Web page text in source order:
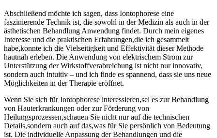
Abschließend ⁢möchte ich sagen,⁣ dass Iontophorese eine
faszinierende⁢ Technik ist, die sowohl in der‍ Medizin als auch in der
ästhetischen​ Behandlung Anwendung findet. Durch mein⁤ eigenes
Interesse‌ und die ⁤praktischen Erfahrungen,die ich ⁢gesammelt‌
habe,konnte ich die⁤ Vielseitigkeit und Effektivität dieser Methode
hautnah erleben. Die⁢ Anwendung ‌von⁣ elektrischem Strom zur
⁣Unterstützung‍ der Wirkstoffverabreichung ist nicht nur⁤ innovativ,
sondern auch intuitiv – und​ ich⁤ finde es spannend, dass ⁤sie uns ​neue‌
Möglichkeiten in ‍der Therapie eröffnet.
Wenn Sie⁤ sich für Iontophorese interessieren,sei es zur Behandlung‍
von Hauterkrankungen oder zur Förderung​ von​
Heilungsprozessen,schauen Sie nicht nur⁤ auf die technischen⁣
Details,sondern auch‍ auf das,was für Sie persönlich von Bedeutung
ist.​ Die ‌individuelle Anpassung der Behandlungen ‌und die